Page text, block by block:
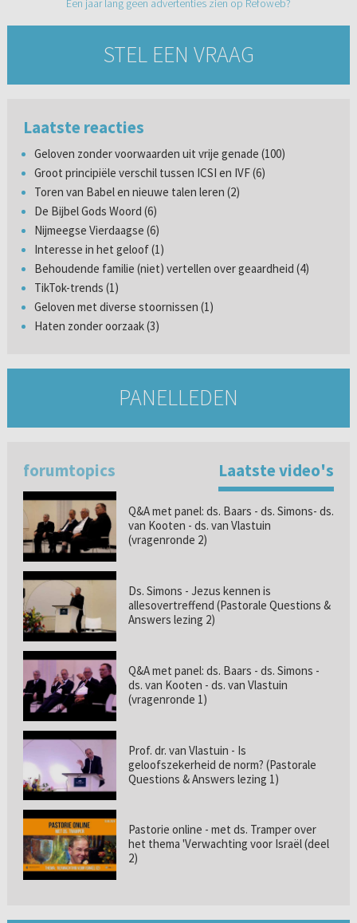
Een jaar lang geen advertenties zien op Refoweb?
STEL EEN VRAAG
Laatste reacties
Geloven zonder voorwaarden uit vrije genade (100)
Groot principiële verschil tussen ICSI en IVF (6)
Toren van Babel en nieuwe talen leren (2)
De Bijbel Gods Woord (6)
Nijmeegse Vierdaagse (6)
Interesse in het geloof (1)
Behoudende familie (niet) vertellen over geaardheid (4)
TikTok-trends (1)
Geloven met diverse stoornissen (1)
Haten zonder oorzaak (3)
PANELLEDEN
forumtopics Laatste video's
Q&A met panel: ds. Baars - ds. Simons- ds.
van Kooten - ds. van Vlastuin
(vragenronde 2)
Ds. Simons - Jezus kennen is
allesovertreffend (Pastorale Questions &
Answers lezing 2)
Q&A met panel: ds. Baars - ds. Simons -
ds. van Kooten - ds. van Vlastuin
(vragenronde 1)
Prof. dr. van Vlastuin - Is
geloofszekerheid de norm? (Pastorale
Questions & Answers lezing 1)
Pastorie online - met ds. Tramper over
het thema 'Verwachting voor Israël (deel
2)